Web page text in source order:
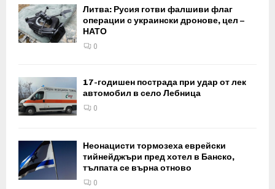
Литва: Русия готви фалшиви флаг
операции с украински дронове, цел –
НАТО
0
17-годишен пострада при удар от лек
автомобил в село Лебница
0
Неонацисти тормозеха еврейски
тийнейджъри пред хотел в Банско,
тълпата се върна отново
0